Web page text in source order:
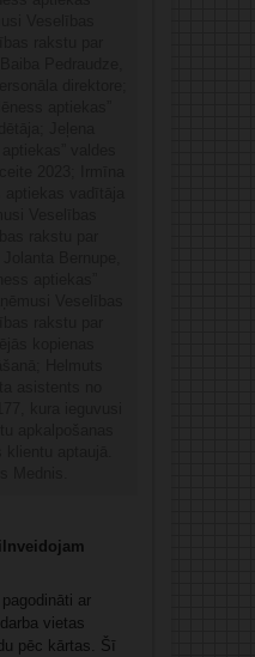
ar
vietas
pēc kārtas. Šī